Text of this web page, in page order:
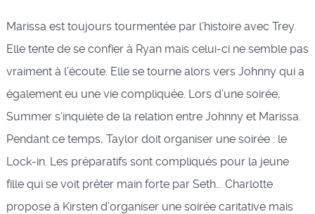
Marissa est toujours tourmentée par l’histoire avec Trey.
Elle tente de se confier à Ryan mais celui-ci ne semble pas
vraiment à l’écoute. Elle se tourne alors vers Johnny qui a
également eu une vie compliquée. Lors d’une soirée,
Summer s’inquiète de la relation entre Johnny et Marissa.
Pendant ce temps, Taylor doit organiser une soirée : le
Lock-in. Les préparatifs sont compliqués pour la jeune
fille qui se voit prêter main forte par Seth... Charlotte
propose à Kirsten d’organiser une soirée caritative mais